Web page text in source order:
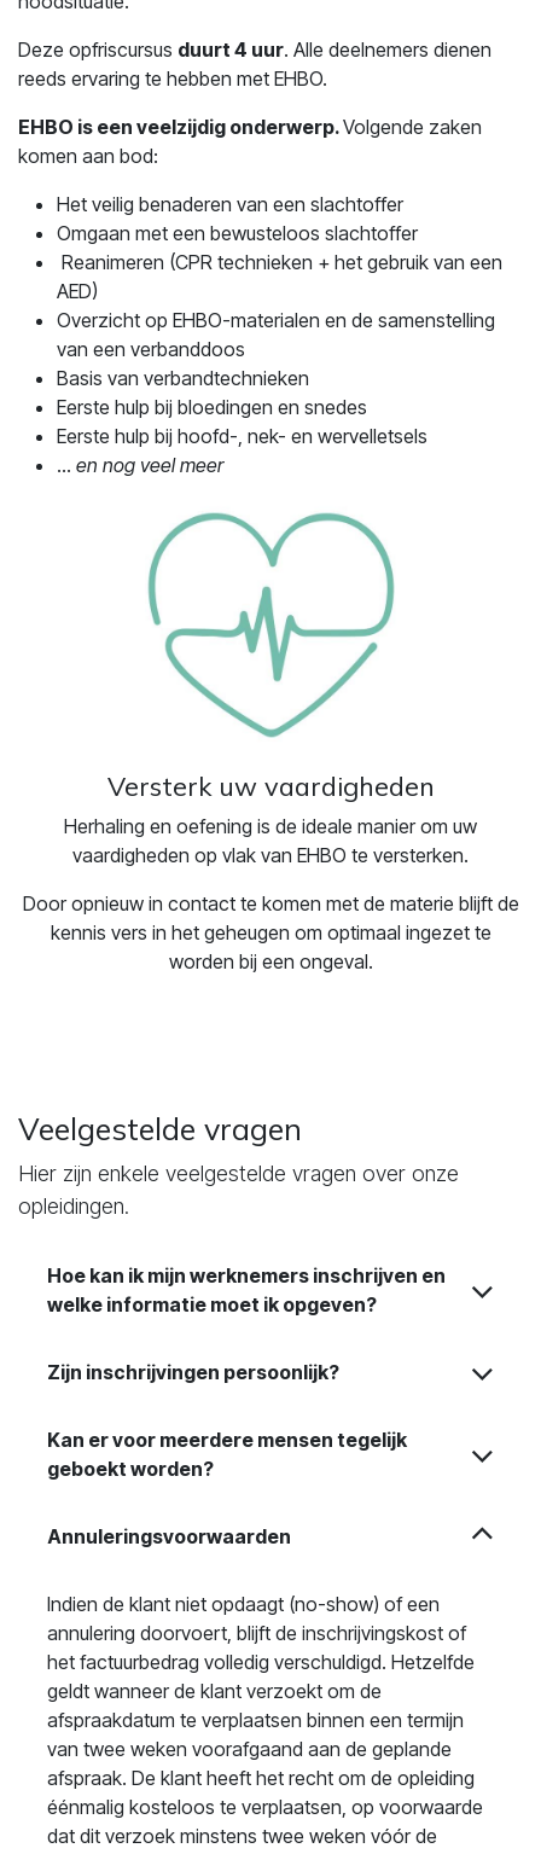
Deze opfriscursus duurt 4 uur. Alle deelnemers dienen
reeds ervaring te hebben met EHBO.
EHBO is een veelzijdig onderwerp.Volgende zaken
komen aan bod:
Het veilig benaderen van een slachtoffer
Omgaan met een bewusteloos slachtoffer
Reanimeren (CPR technieken + het gebruik van een
AED)
Overzicht op EHBO-materialen en de samenstelling
van een verbanddoos
Basis van verbandtechnieken
Eerste hulp bij bloedingen en snedes
Eerste hulp bij hoofd-, nek- en wervelletsels
... en nog veel meer
Versterk uw vaardigheden
Herhaling en oefening is de ideale manier om uw
vaardigheden op vlak van EHBO te versterken.
Door opnieuw in contact te komen met de materie blijft de
kennis vers in het geheugen om optimaal ingezet te
worden bij een ongeval.
Veelgestelde vragen
Hier zijn enkele veelgestelde vragen over onze
opleidingen.
Hoe kan ik mijn werknemers inschrijven en
welke informatie moet ik opgeven?
Zijn inschrijvingen persoonlijk?
Kan er voor meerdere mensen tegelijk
geboekt worden?
Annuleringsvoorwaarden
Indien de klant niet opdaagt (no-show) of een
annulering doorvoert, blijft de inschrijvingskost of
het factuurbedrag volledig verschuldigd. Hetzelfde
geldt wanneer de klant verzoekt om de
afspraakdatum te verplaatsen binnen een termijn
van twee weken voorafgaand aan de geplande
afspraak. De klant heeft het recht om de opleiding
éénmalig kosteloos te verplaatsen, op voorwaarde
dat dit verzoek minstens twee weken vóór de